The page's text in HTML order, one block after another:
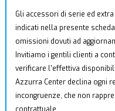
Gli accessori di serie ed
indicati nella presente
omissioni dovuti ad
Invitiamo i gentili clienti a
verificare l’effettiva
Azzurra Center declina ogni
incongruenze, che non